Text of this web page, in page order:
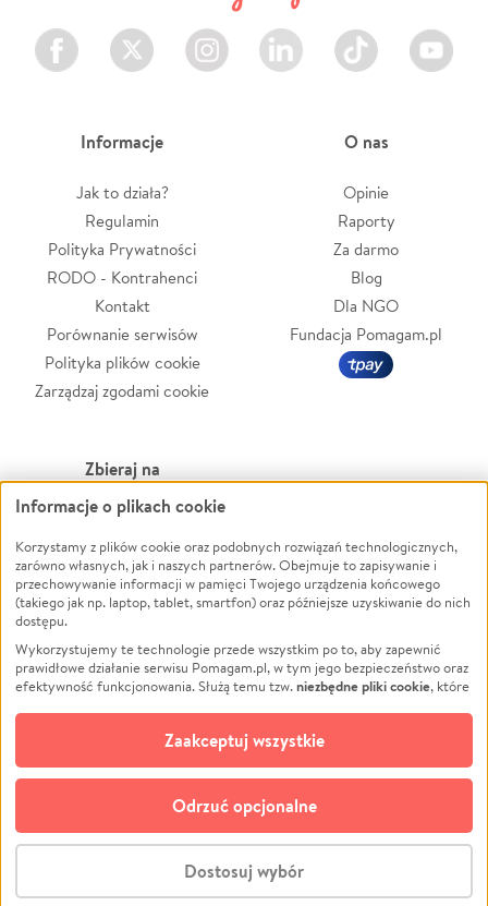
Stwórz zbiórkę - za darmo
Facebook Twitter Instagram LinkedIn TikTok Youtube
Informacje
Jak to działa?
Regulamin
Polityka Prywatności
RODO - Kontrahenci
Kontakt
Porównanie serwisów
Polityka plików cookie
Zarządzaj zgodami cookie
O nas
Opinie
Raporty
Za darmo
Blog
Dla NGO
Fundacja Pomagam.pl
Zbieraj na
Leczenie
Zwierzęta
Pożar
Ukraina
Pomoc Finansowa
Projekty
Pogrzeb
Społeczność lokalna
Kultura
Powódź
Wichura
NGO
Edukacja
Podróż
Impreza
Ochrona środowiska
Biznes
© CROWDING SP. Z O.O.
Informacje o plikach cookie
Korzystamy z plików cookie oraz podobnych rozwiązań technologicznych,
zarówno własnych, jak i naszych partnerów. Obejmuje to zapisywanie i
przechowywanie informacji w pamięci Twojego urządzenia końcowego
(takiego jak np. laptop, tablet, smartfon) oraz późniejsze uzyskiwanie do nich
dostępu.
Wykorzystujemy te technologie przede wszystkim po to, aby zapewnić
prawidłowe działanie serwisu Pomagam.pl, w tym jego bezpieczeństwo oraz
efektywność funkcjonowania. Służą temu tzw.niezbędne pliki cookie, które
opcjonalnych plików cookie
technologii do celów analitycznych i retargetingowych. Możesz wyrazić
zgodę na ich stosowanie lub jej odmówić. W dowolnym momencie masz
możliwość zmiany swoich preferencji na stronie „Zarządzaj zgodami cookie”,
do której link znajdziesz w stopce serwisu Pomagam.pl. Opcjonalne pliki
cookie wykorzystywane są w następujących celach:
działanie serwisu Pomagam.pl. Dzięki nim możemy zrozumieć, jak
użytkownicy korzystają z naszego serwisu – skąd trafiają do serwisu, jak
Dostosuj wybór
Odrzuć opcjonalne
Zaakceptuj wszystkie